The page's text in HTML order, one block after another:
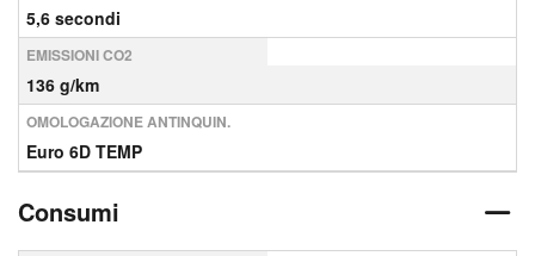
5,6 secondi
EMISSIONI CO2
136 g/km
OMOLOGAZIONE ANTINQUIN.
Euro 6D TEMP
Consumi